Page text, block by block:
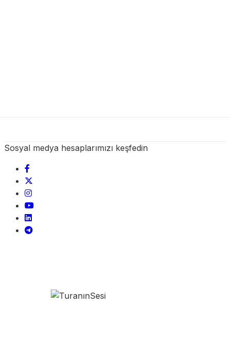
Sosyal medya hesaplarımızı keşfedin